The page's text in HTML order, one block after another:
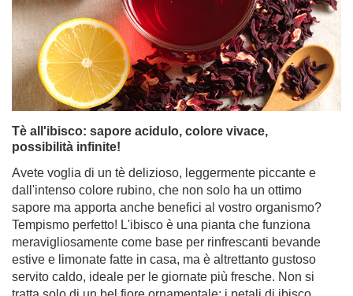
Tè all'ibisco: sapore acidulo, colore vivace,
Avete voglia di un tè delizioso, leggermente piccante e
dall'intenso colore rubino, che non solo ha un ottimo
sapore ma apporta anche benefici al vostro organismo?
Tempismo perfetto! L'ibisco è una pianta che funziona
meravigliosamente come base per rinfrescanti bevande
estive e limonate fatte in casa, ma è altrettanto gustoso
servito caldo, ideale per le giornate più fresche. Non si
tratta solo di un bel fiore ornamentale: i petali di ibisco
essiccati sono ricchi di preziose proprietà e di un sapore